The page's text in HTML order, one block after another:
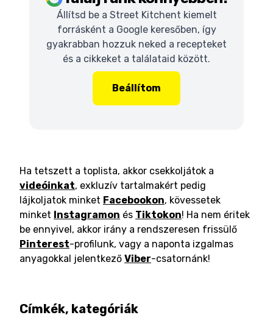
Állítsd be a Street Kitchent kiemelt
forrásként a Google keresőben, így
gyakrabban hozzuk neked a recepteket
és a cikkeket a találataid között.
Beállítom
Ha tetszett a toplista, akkor csekkoljátok a
videóinkat, exkluzív tartalmakért pedig
lájkoljatok minket Facebookon, kövessetek
minket Instagramon és Tiktokon! Ha nem éritek
be ennyivel, akkor irány a rendszeresen frissülő
Pinterest-profilunk, vagy a naponta izgalmas
anyagokkal jelentkező Viber-csatornánk!
Címkék, kategóriák